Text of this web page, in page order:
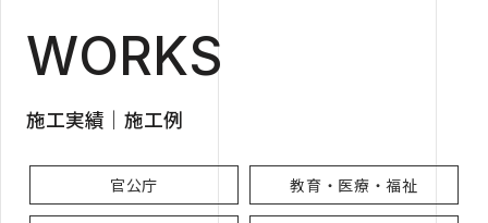
WORKS
施工実績｜施工例
官公庁 教育・医療・福祉